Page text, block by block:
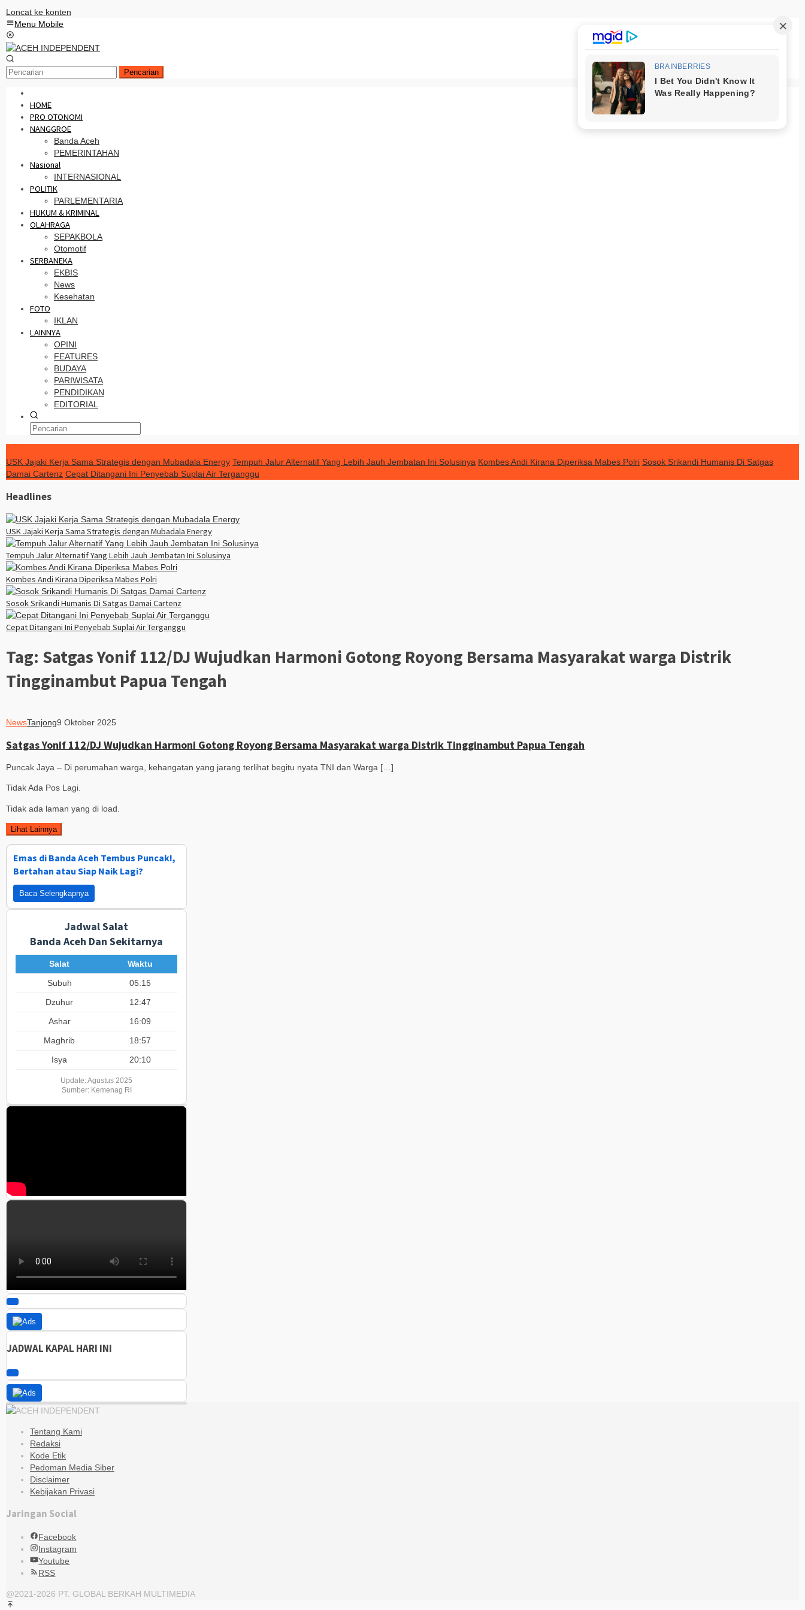
Loncat ke konten
Menu Mobile
Pencarian
HOME
PRO OTONOMI
NANGGROE
Banda Aceh
PEMERINTAHAN
Nasional
INTERNASIONAL
POLITIK
PARLEMENTARIA
HUKUM & KRIMINAL
OLAHRAGA
SEPAKBOLA
Otomotif
SERBANEKA
EKBIS
News
Kesehatan
FOTO
IKLAN
LAINNYA
OPINI
FEATURES
BUDAYA
PARIWISATA
PENDIDIKAN
EDITORIAL
USK Jajaki Kerja Sama Strategis dengan Mubadala Energy Tempuh Jalur Alternatif Yang Lebih Jauh Jembatan Ini Solusinya Kombes Andi Kirana Diperiksa Mabes Polri Sosok Srikandi Humanis Di Satgas
Damai Cartenz Cepat Ditangani Ini Penyebab Suplai Air Terganggu
Headlines
USK Jajaki Kerja Sama Strategis dengan Mubadala Energy
Tempuh Jalur Alternatif Yang Lebih Jauh Jembatan Ini Solusinya
Kombes Andi Kirana Diperiksa Mabes Polri
Sosok Srikandi Humanis Di Satgas Damai Cartenz
Cepat Ditangani Ini Penyebab Suplai Air Terganggu
Tag: Satgas Yonif 112/DJ Wujudkan Harmoni Gotong Royong Bersama Masyarakat warga Distrik
Tingginambut Papua Tengah
NewsTanjong9 Oktober 2025
Satgas Yonif 112/DJ Wujudkan Harmoni Gotong Royong Bersama Masyarakat warga Distrik Tingginambut Papua Tengah
Puncak Jaya – Di perumahan warga, kehangatan yang jarang terlihat begitu nyata TNI dan Warga […]
Tidak Ada Pos Lagi.
Tidak ada laman yang di load.
Lihat Lainnya
Emas di Banda Aceh Tembus Puncak!,
Bertahan atau Siap Naik Lagi?
Baca Selengkapnya
Jadwal Salat
Banda Aceh Dan Sekitarnya
Salat
Waktu
Subuh
05:15
Dzuhur
12:47
Ashar
16:09
Maghrib
18:57
Isya
20:10
Update: Agustus 2025
Sumber: Kemenag RI
JADWAL KAPAL HARI INI
Tentang Kami
Redaksi
Kode Etik
Pedoman Media Siber
Disclaimer
Kebijakan Privasi
Jaringan Social
Facebook
Instagram
Youtube
RSS
@2021-2026 PT. GLOBAL BERKAH MULTIMEDIA